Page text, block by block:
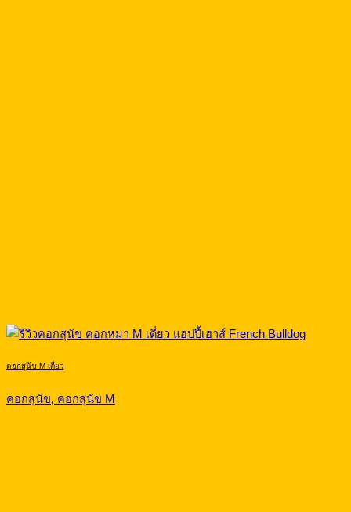
คอกสุนัข M เดี่ยว
คอกสุนัข, คอกสุนัข M